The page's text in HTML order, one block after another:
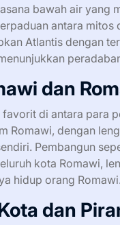
bawah air yang
antara mitos
Atlantis dengan
dan
favorit di antara para
Romawi, dengan
Pembangun
kota Romawi,
hidup orang Romawi.
dan